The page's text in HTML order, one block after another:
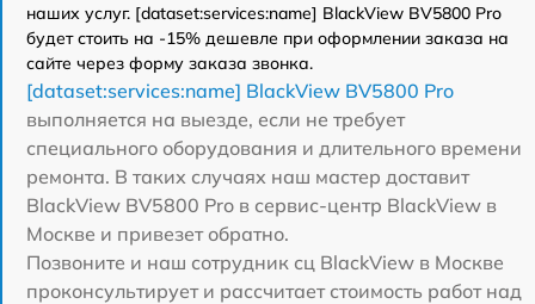
наших услуг. [dataset:services:name] BlackView BV5800 Pro
будет стоить на -15% дешевле при оформлении заказа на
сайте через форму заказа звонка.
[dataset:services:name] BlackView BV5800 Pro
выполняется на выезде, если не требует
специального оборудования и длительного времени
ремонта. В таких случаях наш мастер доставит
BlackView BV5800 Pro в сервис-центр BlackView в
Москве и привезет обратно.
Позвоните и наш сотрудник сц BlackView в Москве
проконсультирует и рассчитает стоимость работ над